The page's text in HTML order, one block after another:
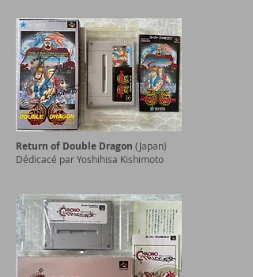
Return of Double Dragon (Japan)
Dédicacé par Yoshihisa Kishimoto